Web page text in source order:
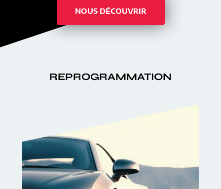
NOUS DÉCOUVRIR
REPROGRAMMATION